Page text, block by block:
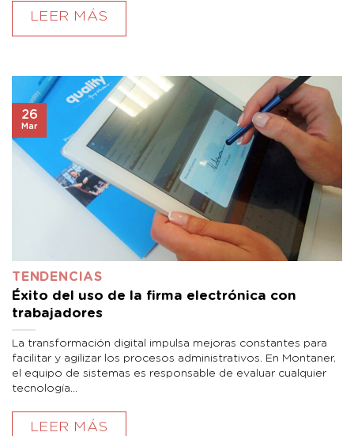
LEER MÁS
TENDENCIAS
Éxito del uso de la firma electrónica con
trabajadores
La transformación digital impulsa mejoras constantes para
facilitar y agilizar los procesos administrativos. En Montaner,
el equipo de sistemas es responsable de evaluar cualquier
tecnología...
LEER MÁS
26
Mar